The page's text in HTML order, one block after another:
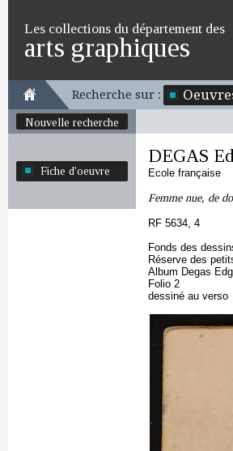
Les collections du département des
arts graphiques
Recherche sur :
Nouvelle recherche
Fiche d'oeuvre
DEGAS
Ecole française
Femme nue, de
RF 5634, 4
Fonds des
Réserve des
Album Degas
Folio 2
dessiné au verso